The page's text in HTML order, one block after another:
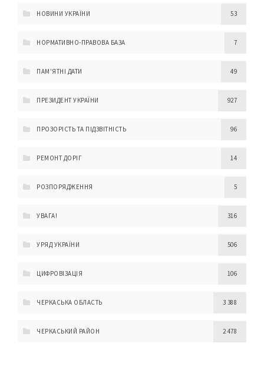
НОВИНИ УКРАЇНИ 53
НОРМАТИВНО-ПРАВОВА БАЗА 7
ПАМ'ЯТНІ ДАТИ 49
ПРЕЗИДЕНТ УКРАЇНИ 927
ПРОЗОРІСТЬ ТА ПІДЗВІТНІСТЬ 96
РЕМОНТ ДОРІГ 14
РОЗПОРЯДЖЕННЯ 5
УВАГА! 316
УРЯД УКРАЇНИ 506
ЦИФРОВІЗАЦІЯ 106
ЧЕРКАСЬКА ОБЛАСТЬ 3 388
ЧЕРКАСЬКИЙ РАЙОН 2 478